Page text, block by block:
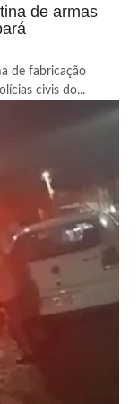
de armas
de fabricação
civis do...